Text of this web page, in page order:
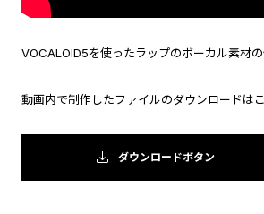
VOCALOID5を使ったラップのボーカル素材の
動画内で制作したファイルのダウンロードは
ダウンロードボタン